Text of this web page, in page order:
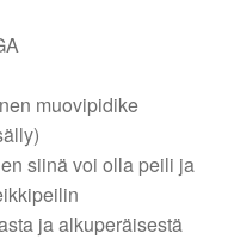
muovipidike
siinä voi olla peili ja
ja alkuperäisestä